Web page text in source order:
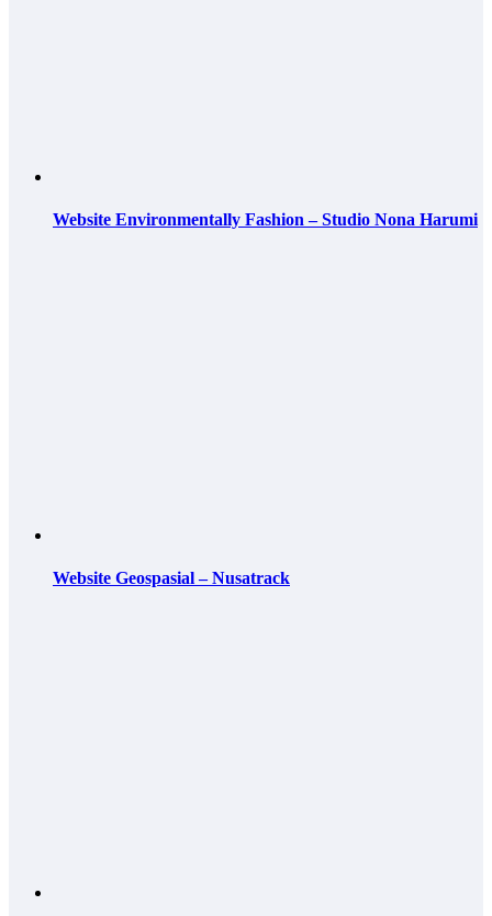
Website Environmentally Fashion – Studio Nona Harumi
Website Geospasial – Nusatrack